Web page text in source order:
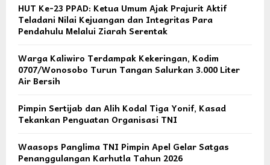
HUT Ke-23 PPAD: Ketua Umum Ajak Prajurit Aktif
Teladani Nilai Kejuangan dan Integritas Para
Pendahulu Melalui Ziarah Serentak
Warga Kaliwiro Terdampak Kekeringan, Kodim
0707/Wonosobo Turun Tangan Salurkan 3.000 Liter
Air Bersih
Pimpin Sertijab dan Alih Kodal Tiga Yonif, Kasad
Tekankan Penguatan Organisasi TNI
Waasops Panglima TNI Pimpin Apel Gelar Satgas
Penanggulangan Karhutla Tahun 2026